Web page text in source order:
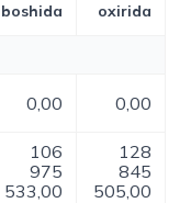
boshida
oxirida
0,00 0,00
106
975
533,00
128
845
505,00